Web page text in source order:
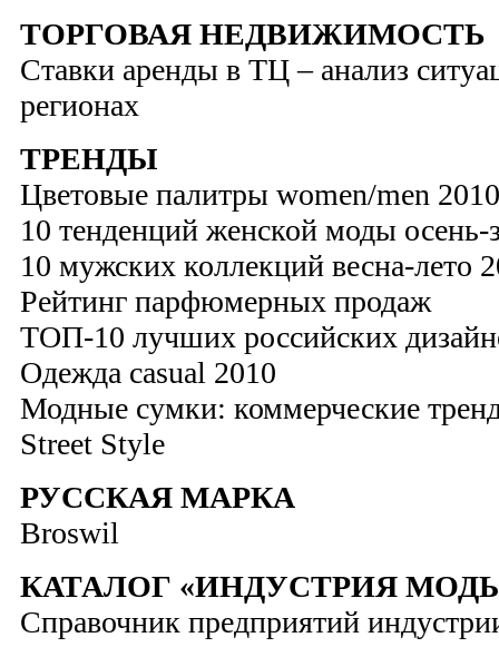
ТОРГОВАЯ НЕДВИЖИМОСТЬ
Ставки аренды в ТЦ – анализ
регионах
ТРЕНДЫ
Цветовые палитры women/men 2010
10 тенденций женской моды осень-
10 мужских коллекций весна-лето
Рейтинг парфюмерных продаж
ТОП-10 лучших российских
Одежда casual 2010
Модные сумки: коммерческие
Street Style
РУССКАЯ МАРКА
Broswil
КАТАЛОГ «ИНДУСТРИЯ
Справочник предприятий